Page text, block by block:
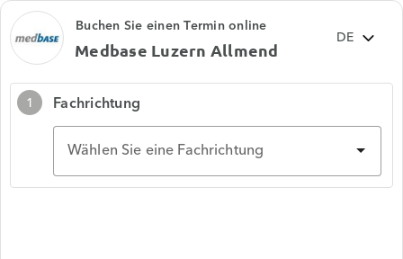
Buchen Sie einen Termin online
Medbase Luzern Allmend
1
Fachrichtung
Wählen Sie eine Fachrichtung